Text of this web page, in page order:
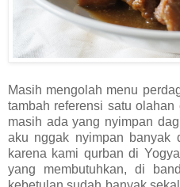
Masih mengolah menu
tambah referensi satu
masih ada yang nyimpan
aku nggak nyimpan banyak
karena kami qurban di
yang membutuhkan, di